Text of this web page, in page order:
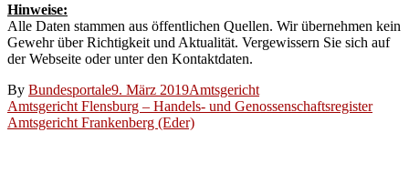
Hinweise:
Alle Daten stammen aus öffentlichen Quellen. Wir übernehmen kein
Gewehr über Richtigkeit und Aktualität. Vergewissern Sie sich auf
der Webseite oder unter den Kontaktdaten.
By Bundesportale9. März 2019Amtsgericht
Beitragsnavigation
Amtsgericht Flensburg – Handels- und Genossenschaftsregister
Amtsgericht Frankenberg (Eder)